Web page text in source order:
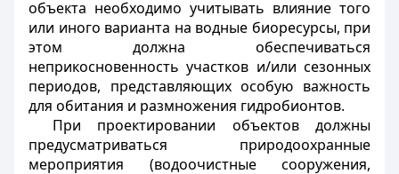
объекта необходимо учитывать влияние того
или иного варианта на водные биоресурсы, при
этом должна обеспечиваться
неприкосновенность участков и/или сезонных
периодов, представляющих особую важность
для обитания и размножения гидробионтов.
При проектировании объектов должны
предусматриваться природоохранные
мероприятия (водоочистные сооружения,